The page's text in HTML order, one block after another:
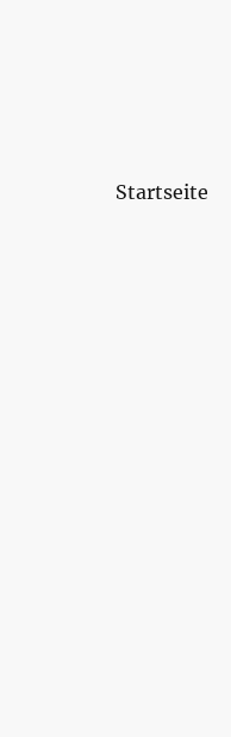
Startseite